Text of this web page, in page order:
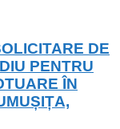
DE
PENTRU
ÎN